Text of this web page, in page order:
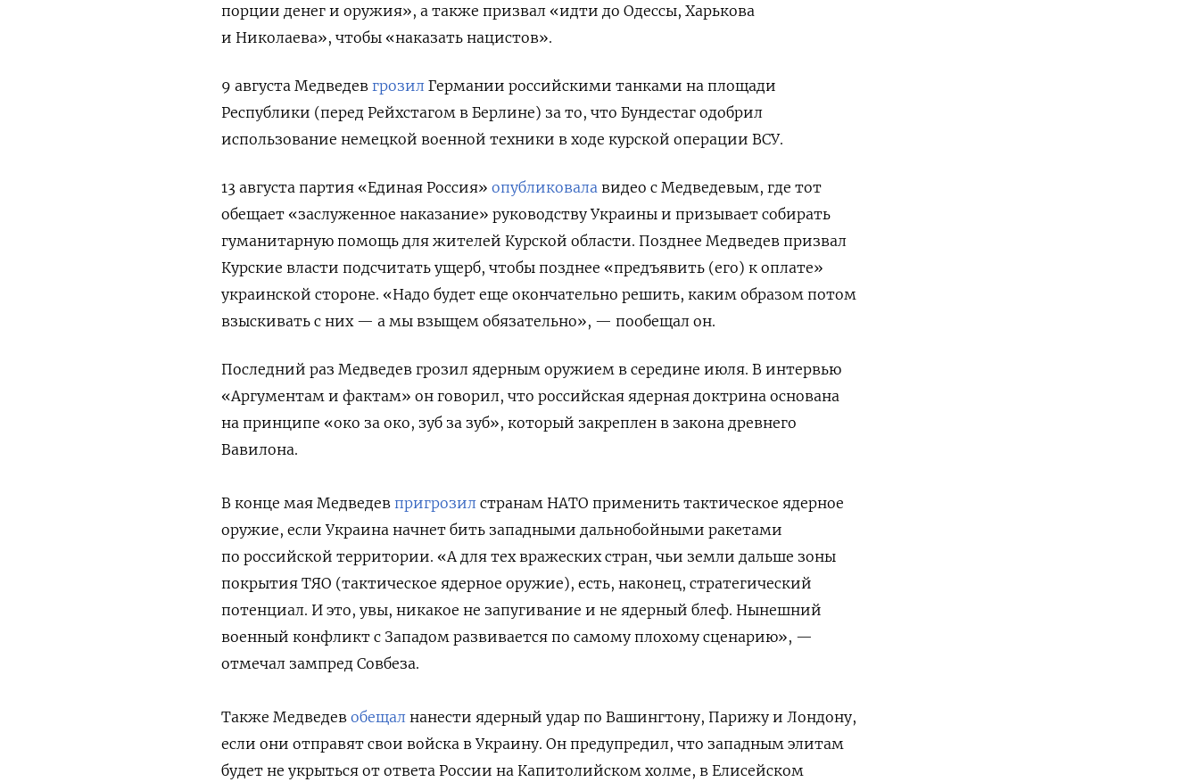
порции денег и оружия», а также призвал «идти до Одессы, Харькова
и Николаева», чтобы «наказать нацистов».
9 августа Медведев грозил Германии российскими танками на площади
Республики (перед Рейхстагом в Берлине) за то, что Бундестаг одобрил
использование немецкой военной техники в ходе курской операции ВСУ.
13 августа партия «Единая Россия» опубликовала видео с Медведевым, где тот
обещает «заслуженное наказание» руководству Украины и призывает собирать
гуманитарную помощь для жителей Курской области. Позднее Медведев призвал
Курские власти подсчитать ущерб, чтобы позднее «предъявить (его) к оплате»
украинской стороне. «Надо будет еще окончательно решить, каким образом потом
взыскивать с них — а мы взыщем обязательно», — пообещал он.
Последний раз Медведев грозил ядерным оружием в середине июля. В интервью
«Аргументам и фактам» он говорил, что российская ядерная доктрина основана
на принципе «око за око, зуб за зуб», который закреплен в закона древнего
Вавилона.
В конце мая Медведев пригрозил странам НАТО применить тактическое ядерное
оружие, если Украина начнет бить западными дальнобойными ракетами
по российской территории. «А для тех вражеских стран, чьи земли дальше зоны
покрытия ТЯО (тактическое ядерное оружие), есть, наконец, стратегический
потенциал. И это, увы, никакое не запугивание и не ядерный блеф. Нынешний
военный конфликт с Западом развивается по самому плохому сценарию», —
отмечал зампред Совбеза.
Также Медведев обещал нанести ядерный удар по Вашингтону, Парижу и Лондону,
если они отправят свои войска в Украину. Он предупредил, что западным элитам
будет не укрыться от ответа России на Капитолийском холме, в Елисейском